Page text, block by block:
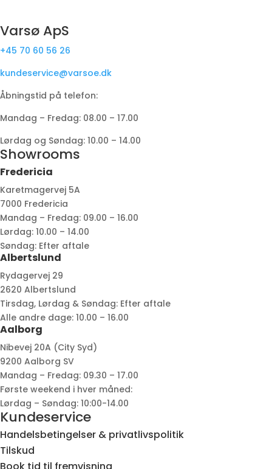
Varsø ApS
+45 70 60 56 26
kundeservice@varsoe.dk
Åbningstid på telefon:
Mandag – Fredag: 08.00 – 17.00
Lørdag og Søndag: 10.00 – 14.00
Showrooms
Fredericia
Karetmagervej 5A
7000 Fredericia
Mandag – Fredag: 09.00 – 16.00
Lørdag: 10.00 – 14.00
Søndag: Efter aftale
Albertslund
Rydagervej 29
2620 Albertslund
Tirsdag, Lørdag & Søndag: Efter aftale
Alle andre dage: 10.00 – 16.00
Aalborg
Nibevej 20A (City Syd)
9200 Aalborg SV
Mandag – Fredag: 09.30 – 17.00
Første weekend i hver måned:
Lørdag – Søndag: 10:00-14.00
Kundeservice
Handelsbetingelser & privatlivspolitik
Tilskud
Book tid til fremvisning